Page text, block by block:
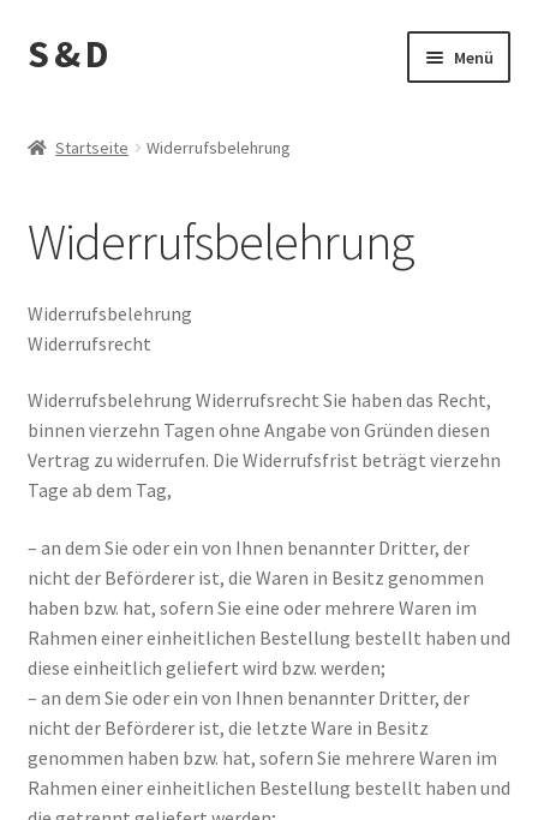
Zur
Navigation
Zum
Inhalt
S & D Menü
Anwendung
Bestellvorgang
Cart
Cookie-Richtlinie
Datenschutzbelehrung
Echtheit von Bewertungen
Hautcreme
Hauttyp
Impressum
Startseite Widerrufsbelehrung
Widerrufsbelehrung
Widerrufsbelehrung
Widerrufsrecht
Widerrufsbelehrung Widerrufsrecht Sie haben das Recht,
binnen vierzehn Tagen ohne Angabe von Gründen diesen
Vertrag zu widerrufen. Die Widerrufsfrist beträgt vierzehn
Tage ab dem Tag,
– an dem Sie oder ein von Ihnen benannter Dritter, der
nicht der Beförderer ist, die Waren in Besitz genommen
haben bzw. hat, sofern Sie eine oder mehrere Waren im
Rahmen einer einheitlichen Bestellung bestellt haben und
diese einheitlich geliefert wird bzw. werden;
– an dem Sie oder ein von Ihnen benannter Dritter, der
nicht der Beförderer ist, die letzte Ware in Besitz
genommen haben bzw. hat, sofern Sie mehrere Waren im
Rahmen einer einheitlichen Bestellung bestellt haben und